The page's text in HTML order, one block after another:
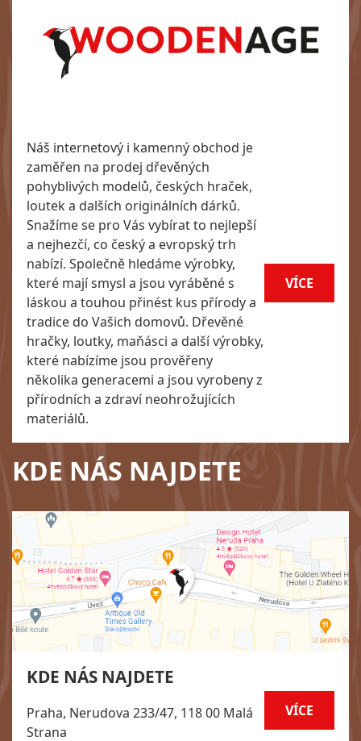
Náš internetový i kamenný obchod je
zaměřen na prodej dřevěných
pohyblivých modelů, českých hraček,
loutek a dalších originálních dárků.
Snažíme se pro Vás vybírat to nejlepší
a nejhezčí, co český a evropský trh
nabízí. Společně hledáme výrobky,
které mají smysl a jsou vyráběné s
láskou a touhou přinést kus přírody a
tradice do Vašich domovů. Dřevěné
hračky, loutky, maňásci a další výrobky,
které nabízíme jsou prověřeny
několika generacemi a jsou vyrobeny z
přírodních a zdraví neohrožujících
materiálů.
VÍCE
KDE NÁS NAJDETE
KDE NÁS NAJDETE
Praha, Nerudova 233/47, 118 00 Malá
Strana
VÍCE